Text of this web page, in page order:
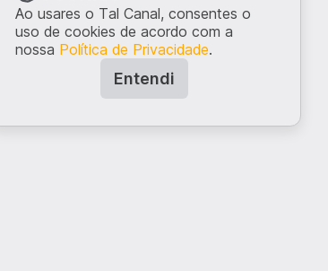
confundi uma com a
isto?
Ao usares o Tal Canal, consentes o
uso de cookies de acordo com a
nossa Política de Privacidade.
Entendi